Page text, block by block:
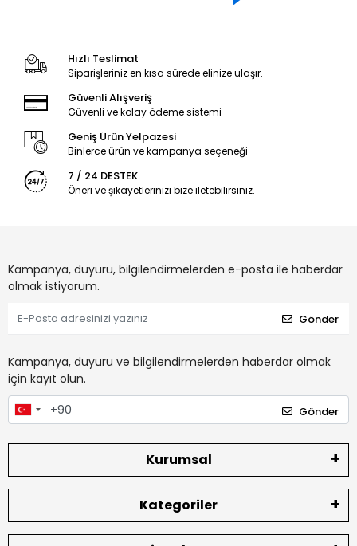
Hızlı Teslimat
Siparişleriniz en kısa sürede elinize ulaşır.
Güvenli Alışveriş
Güvenli ve kolay ödeme sistemi
Geniş Ürün Yelpazesi
Binlerce ürün ve kampanya seçeneği
7 / 24 DESTEK
Öneri ve şikayetlerinizi bize iletebilirsiniz.
Kampanya, duyuru, bilgilendirmelerden e-posta ile haberdar
olmak istiyorum.
Gönder
Kampanya, duyuru ve bilgilendirmelerden haberdar olmak
için kayıt olun.
Gönder
Kurumsal
Kategoriler